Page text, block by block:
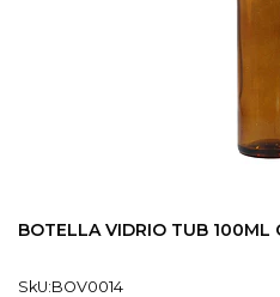
BOTELLA VIDRIO TUB 100ML
SkU:BOV0014